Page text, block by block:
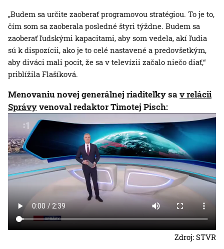
„Budem sa určite zaoberať programovou stratégiou. To je to,
čím som sa zaoberala posledné štyri týždne. Budem sa
zaoberať ľudskými kapacitami, aby som vedela, akí ľudia
sú k dispozícii, ako je to celé nastavené a predovšetkým,
aby diváci mali pocit, že sa v televízii začalo niečo diať,“
priblížila Flašíková.
Menovaniu novej generálnej riaditeľky sav relácii
Správyvenoval redaktor Timotej Pisch:
Zdroj: STVR